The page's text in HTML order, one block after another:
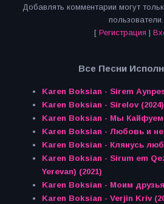
Добавлять комментарии могут
пользователи.
[ Регистрация |
Все Песни
Karen Boksian - Sirem
Karen Boksian - Sirelov (2024)
Karen Boksian - Мы Кайфуем
Karen Boksian - Любовь и
Karen Boksian - Клянусь
Karen Boksian - Sirum em
Yerevan) (2021)
Karen Boksian - Моим
Karen Boksian - Verjin Kriv